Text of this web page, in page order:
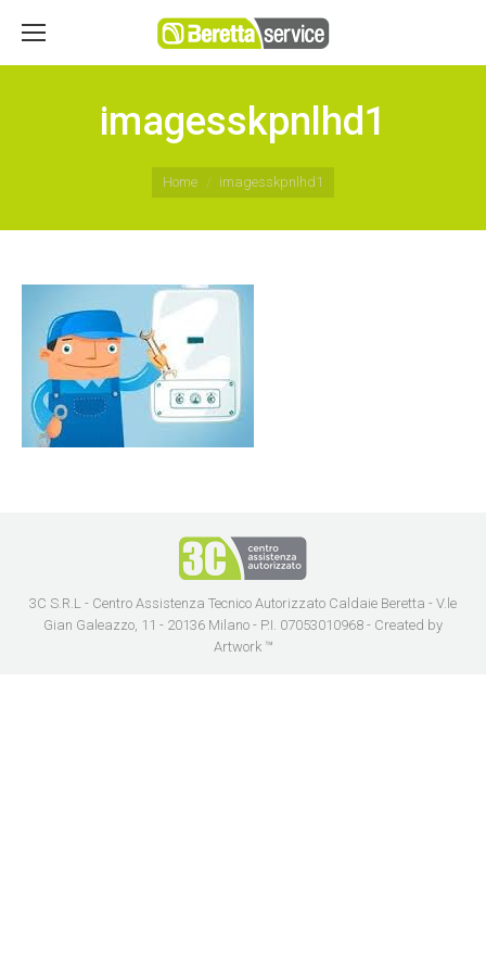
imagesskpnlhd1
Home imagesskpnlhd1
3C S.R.L - Centro Assistenza Tecnico Autorizzato Caldaie Beretta - V.le
Gian Galeazzo, 11 - 20136 Milano - P.I. 07053010968 - Created by
Artwork ™